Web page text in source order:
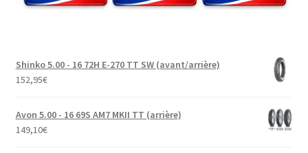
Shinko 5.00 - 16 72H E-270 TT SW (avant/arrière)
152,95€
Avon 5.00 - 16 69S AM7 MKII TT (arrière)
149,10€